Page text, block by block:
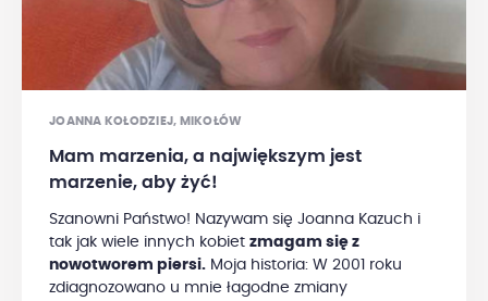
JOANNA KOŁODZIEJ, MIKOŁÓW
Mam marzenia, a największym jest
marzenie, aby żyć!
Szanowni Państwo! Nazywam się Joanna Kazuch i
tak jak wiele innych kobiet zmagam się z
nowotworem piersi.
zdiagnozowano u mnie łagodne zmiany